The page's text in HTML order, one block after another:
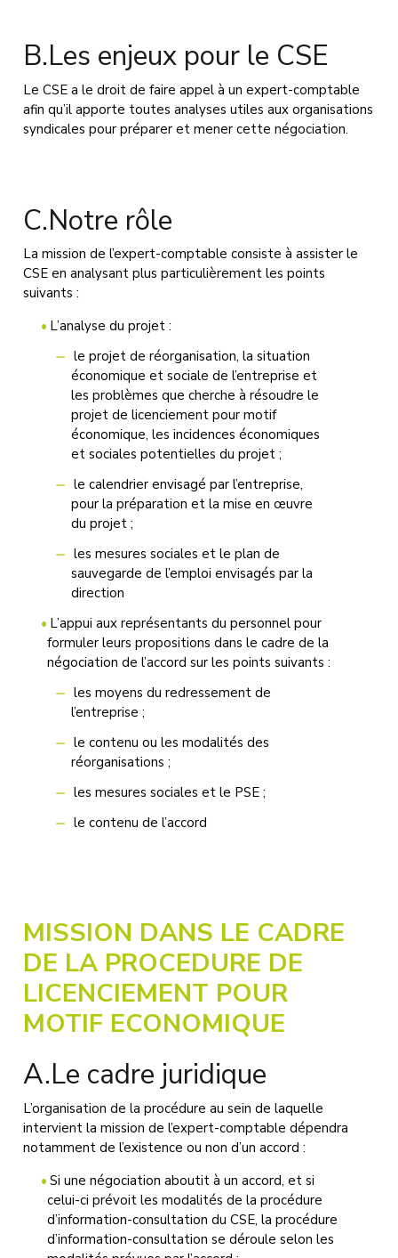
B.Les enjeux pour le CSE
Le CSE a le droit de faire appel à un expert-comptable
afin qu’il apporte toutes analyses utiles aux organisations
syndicales pour préparer et mener cette négociation.
C.Notre rôle
La mission de l’expert-comptable consiste à assister le
CSE en analysant plus particulièrement les points
suivants :
L’analyse du projet :
le projet de réorganisation, la situation
économique et sociale de l’entreprise et
les problèmes que cherche à résoudre le
projet de licenciement pour motif
économique, les incidences économiques
et sociales potentielles du projet ;
le calendrier envisagé par l’entreprise,
pour la préparation et la mise en œuvre
du projet ;
les mesures sociales et le plan de
sauvegarde de l’emploi envisagés par la
direction
L’appui aux représentants du personnel pour
formuler leurs propositions dans le cadre de la
négociation de l’accord sur les points suivants :
les moyens du redressement de
l’entreprise ;
le contenu ou les modalités des
réorganisations ;
les mesures sociales et le PSE ;
le contenu de l’accord
MISSION DANS LE CADRE
DE LA PROCEDURE DE
LICENCIEMENT POUR
MOTIF ECONOMIQUE
A.Le cadre juridique
L’organisation de la procédure au sein de laquelle
intervient la mission de l’expert-comptable dépendra
notamment de l’existence ou non d’un accord :
Si une négociation aboutit à un accord, et si
celui-ci prévoit les modalités de la procédure
d’information-consultation du CSE, la procédure
d’information-consultation se déroule selon les